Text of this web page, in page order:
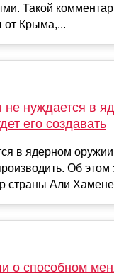
Такой
от Крыма,...
нуждается в
его создавать
в ядерном
Об этом
страны Али
о способном